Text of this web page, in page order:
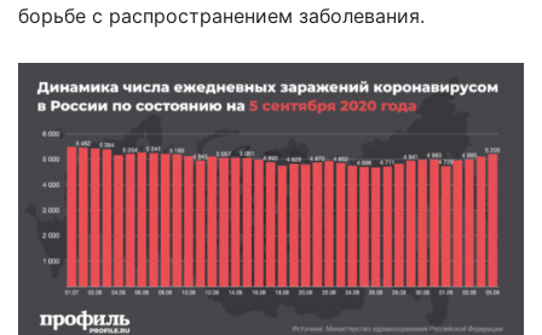
борьбе с распространением заболевания.